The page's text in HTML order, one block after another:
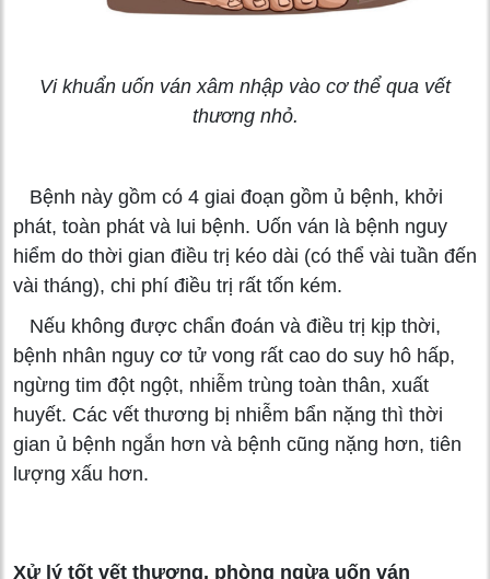
Vi khuẩn uốn ván xâm nhập vào cơ thể qua vết
thương nhỏ.
Bệnh này gồm có 4 giai đoạn gồm ủ bệnh, khởi
phát, toàn phát và lui bệnh. Uốn ván là bệnh nguy
hiểm do thời gian điều trị kéo dài (có thể vài tuần đến
vài tháng), chi phí điều trị rất tốn kém.
Nếu không được chẩn đoán và điều trị kịp thời,
bệnh nhân nguy cơ tử vong rất cao do suy hô hấp,
ngừng tim đột ngột, nhiễm trùng toàn thân, xuất
huyết. Các vết thương bị nhiễm bẩn nặng thì thời
gian ủ bệnh ngắn hơn và bệnh cũng nặng hơn, tiên
lượng xấu hơn.
Xử lý tốt vết thương, phòng ngừa uốn ván